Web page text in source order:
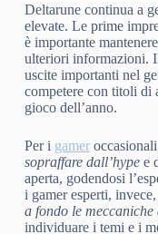
Deltarune continua a
elevate. Le prime
è importante
ulteriori informazioni.
uscite importanti nel
competere con titoli di
gioco dell’anno.
Per i gamer
sopraffare dall’hypee
aperta, godendosi
i gamer esperti,
a fondo le
individuare i temi e i